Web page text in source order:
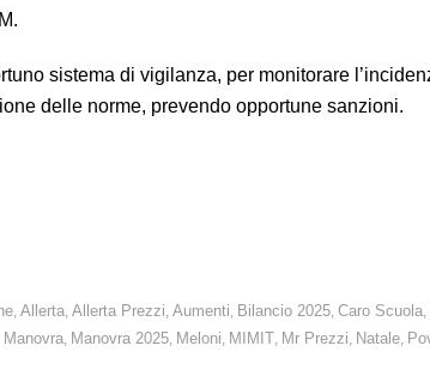
sistema di vigilanza, per monitorare
delle norme, prevendo opportune sanzioni.
, Allerta, Allerta Prezzi, Aumenti, Bilancio 2025, Caro Scuola,
Manovra, Manovra 2025, Meloni, MIMIT, Mr Prezzi, Natale,